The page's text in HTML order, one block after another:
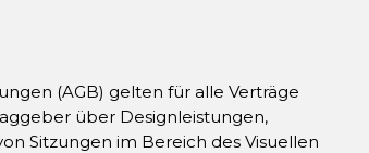
(AGB) gelten für alle Verträge
über Designleistungen,
Sitzungen im Bereich des Visuellen